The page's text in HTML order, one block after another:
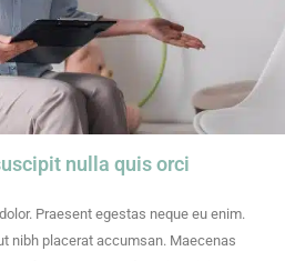
nulla quis orci
Praesent egestas neque eu enim.
nibh placerat accumsan. Maecenas